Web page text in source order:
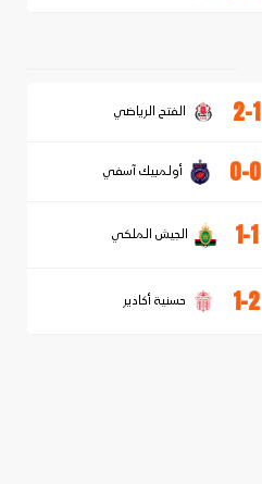
2-1 الفتح الرياضي
0-0 أولمبيك آسفي
1-1 الجيش الملكي
1-2 حسنية أكادير